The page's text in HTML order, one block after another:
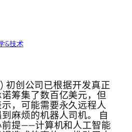
&技术
初创公司已根据开发真正
筹集了数百亿美元，但
，可能需要永久远程人
麻烦的机器人司机。 自
提——计算机和人工智能